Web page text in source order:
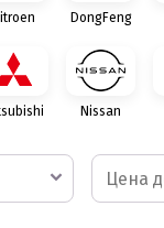
DongFeng
Nissan